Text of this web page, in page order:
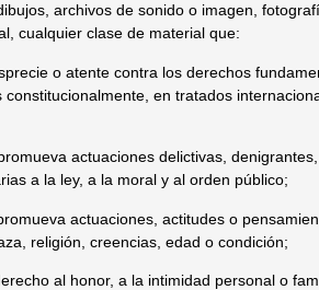
archivos de sonido o imagen,
cualquier clase de material que:
o atente contra los derechos
constitucionalmente, en tratados
actuaciones delictivas,
a la ley, a la moral y al orden público;
actuaciones, actitudes o
religión, creencias, edad o condición;
al honor, a la intimidad personal o